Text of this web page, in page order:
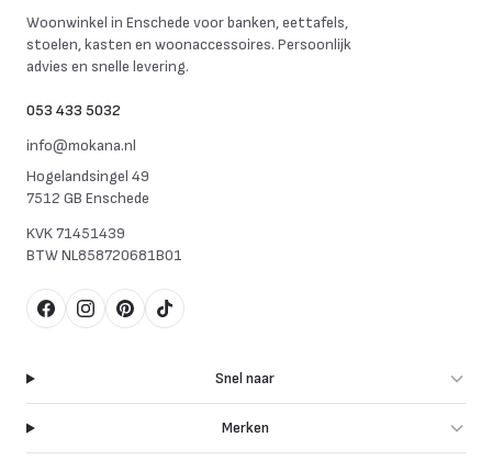
Woonwinkel in Enschede voor banken, eettafels,
stoelen, kasten en woonaccessoires. Persoonlijk
advies en snelle levering.
053 433 5032
info@mokana.nl
Hogelandsingel 49
7512 GB Enschede
KVK71451439
BTWNL858720681B01
FacebookInstagram
Pinterest
TikTok
Snel naar
Merken